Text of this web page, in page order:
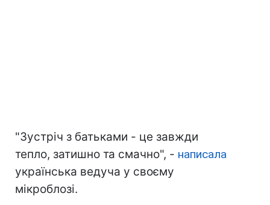
"Зустріч з батьками - це завжди
тепло, затишно та смачно", - написала
українська ведуча у своєму
мікроблозі.